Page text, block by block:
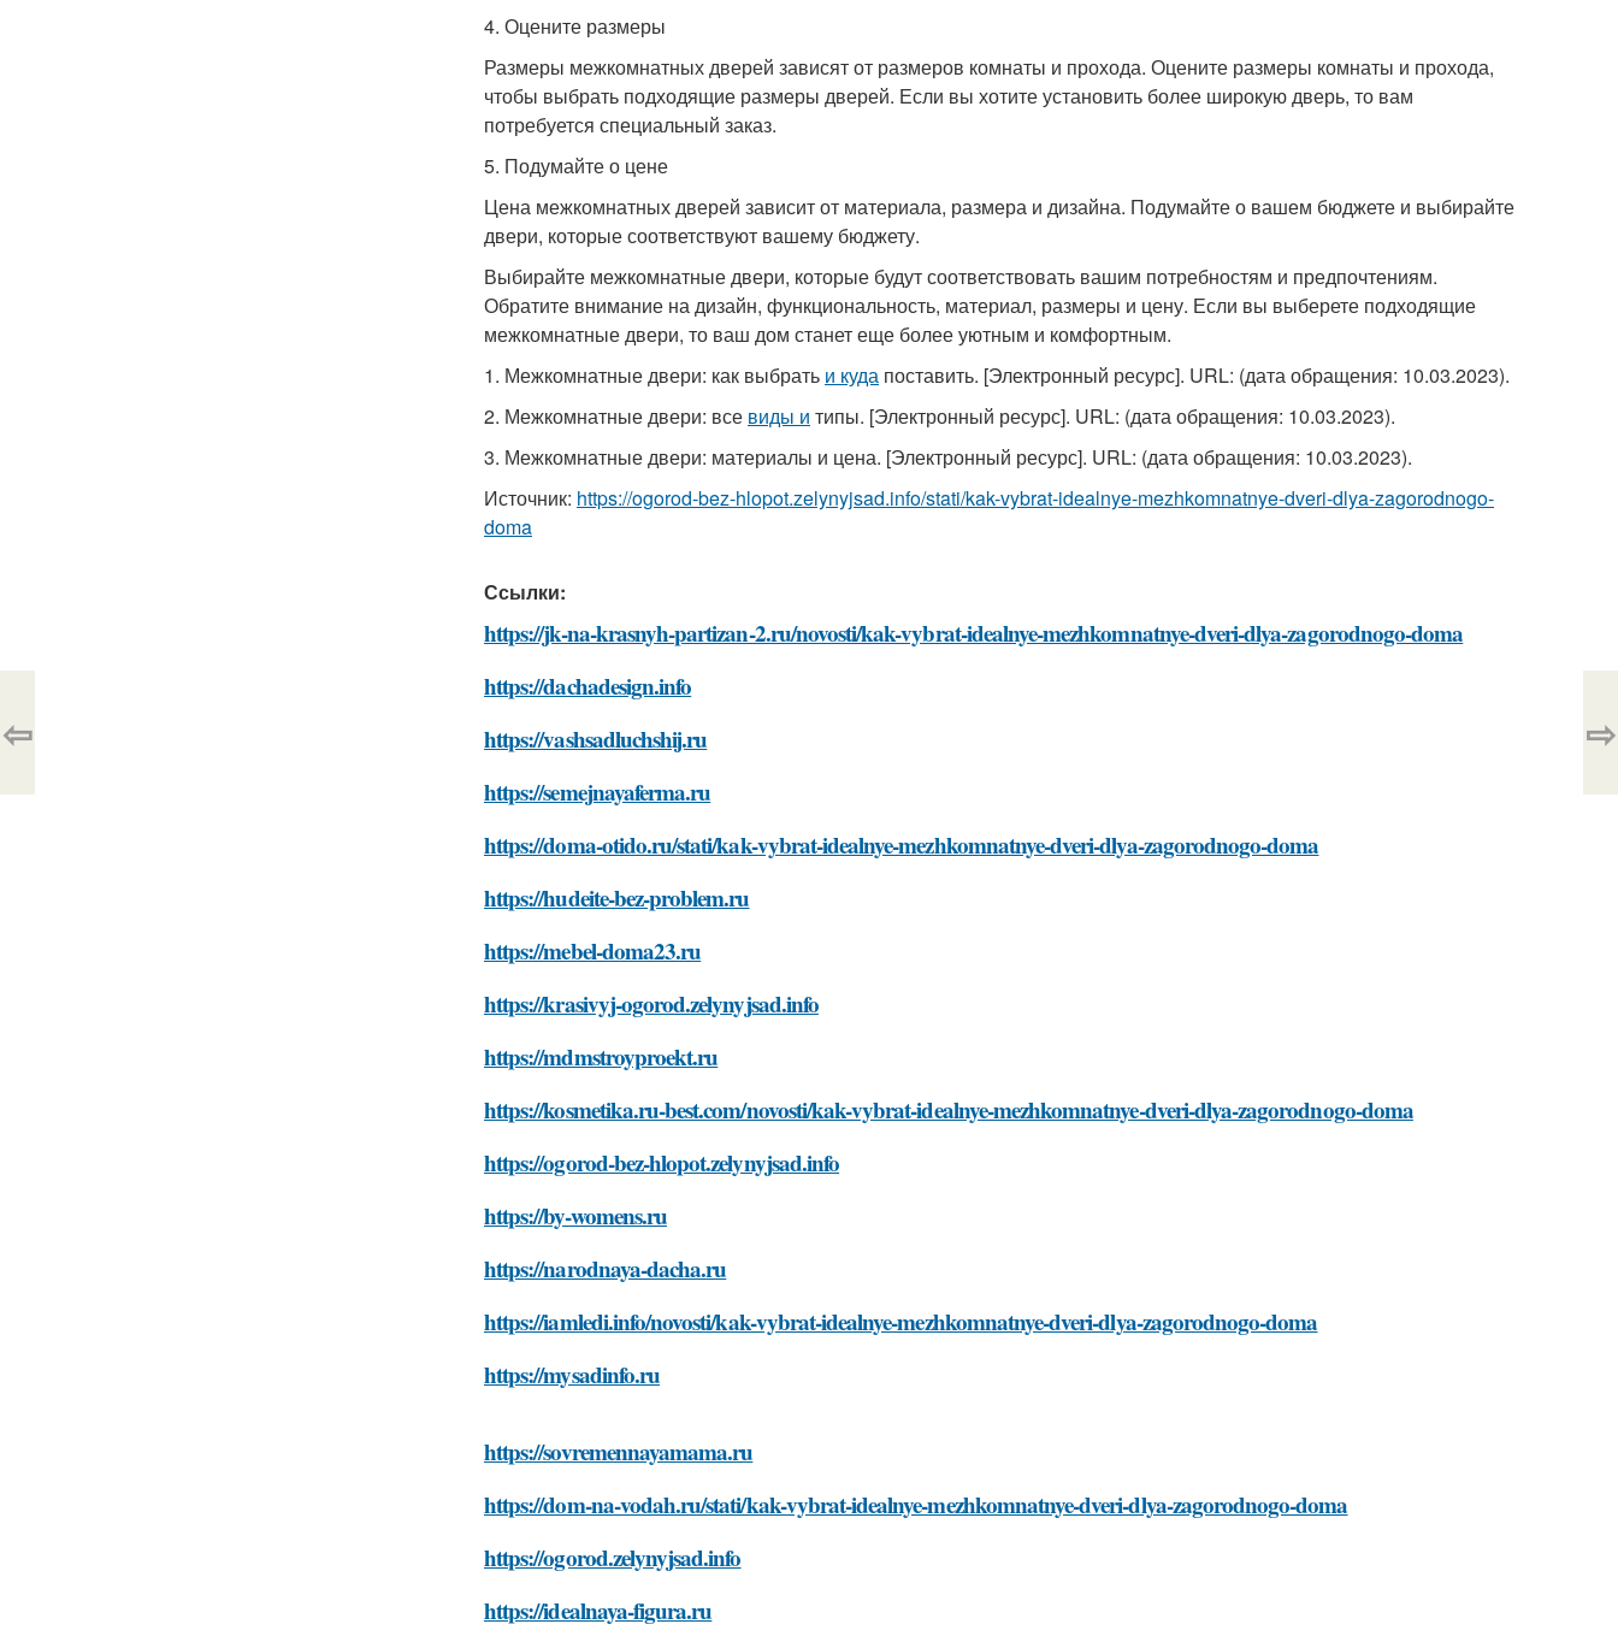
4. Оцените размеры
Размеры межкомнатных дверей зависят от размеров комнаты и прохода. Оцените размеры комнаты и прохода,
чтобы выбрать подходящие размеры дверей. Если вы хотите установить более широкую дверь, то вам
потребуется специальный заказ.
5. Подумайте о цене
Цена межкомнатных дверей зависит от материала, размера и дизайна. Подумайте о вашем бюджете и выбирайте
двери, которые соответствуют вашему бюджету.
Выбирайте межкомнатные двери, которые будут соответствовать вашим потребностям и предпочтениям.
Обратите внимание на дизайн, функциональность, материал, размеры и цену. Если вы выберете подходящие
межкомнатные двери, то ваш дом станет еще более уютным и комфортным.
1. Межкомнатные двери: как выбрать и куда поставить. [Электронный ресурс]. URL: (дата обращения: 10.03.2023).
2. Межкомнатные двери: все виды и типы. [Электронный ресурс]. URL: (дата обращения: 10.03.2023).
3. Межкомнатные двери: материалы и цена. [Электронный ресурс]. URL: (дата обращения: 10.03.2023).
Источник: https://ogorod-bez-hlopot.zelynyjsad.info/stati/kak-vybrat-idealnye-mezhkomnatnye-dveri-dlya-zagorodnogo-
doma
Ссылки:
https://jk-na-krasnyh-partizan-2.ru/novosti/kak-vybrat-idealnye-mezhkomnatnye-dveri-dlya-zagorodnogo-doma
https://dachadesign.info
https://vashsadluchshij.ru
https://semejnayaferma.ru
https://doma-otido.ru/stati/kak-vybrat-idealnye-mezhkomnatnye-dveri-dlya-zagorodnogo-doma
https://hudeite-bez-problem.ru
https://mebel-doma23.ru
https://krasivyj-ogorod.zelynyjsad.info
https://mdmstroyproekt.ru
https://kosmetika.ru-best.com/novosti/kak-vybrat-idealnye-mezhkomnatnye-dveri-dlya-zagorodnogo-doma
https://ogorod-bez-hlopot.zelynyjsad.info
https://by-womens.ru
https://narodnaya-dacha.ru
https://iamledi.info/novosti/kak-vybrat-idealnye-mezhkomnatnye-dveri-dlya-zagorodnogo-doma
https://mysadinfo.ru
https://sovremennayamama.ru
https://dom-na-vodah.ru/stati/kak-vybrat-idealnye-mezhkomnatnye-dveri-dlya-zagorodnogo-doma
https://ogorod.zelynyjsad.info
https://idealnaya-figura.ru
⇦ ⇨